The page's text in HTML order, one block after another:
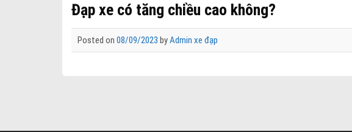
Đạp xe có tăng chiều cao không?
Posted on 08/09/2023 byAdmin xe đạp